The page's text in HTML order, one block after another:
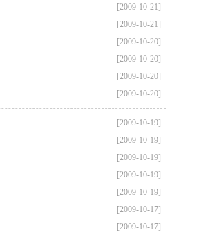
[2009-10-21]
[2009-10-21]
[2009-10-20]
[2009-10-20]
[2009-10-20]
[2009-10-20]
[2009-10-19]
[2009-10-19]
[2009-10-19]
[2009-10-19]
[2009-10-19]
[2009-10-17]
[2009-10-17]